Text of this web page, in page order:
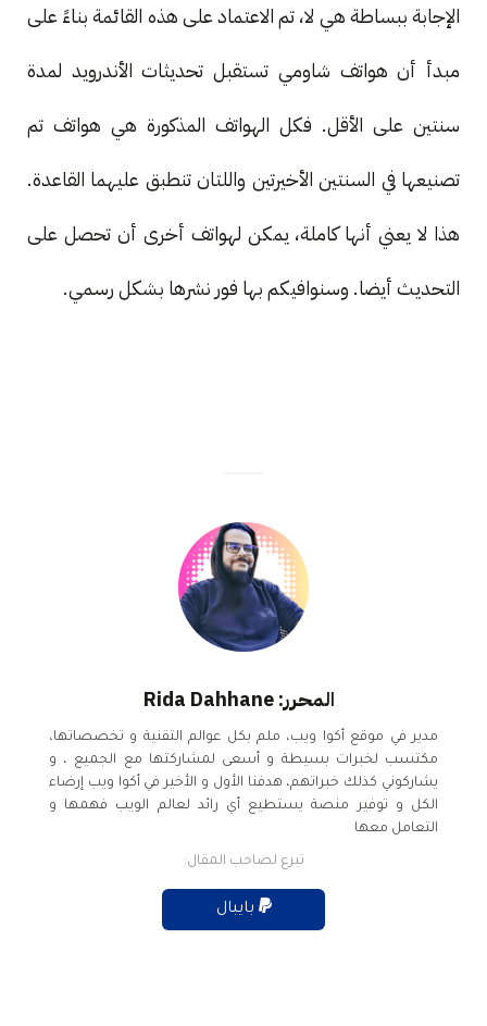
الإجابة ببساطة هي لا، تم الاعتماد على هذه القائمة بناءً على
مبدأ أن هواتف شاومي تستقبل تحديثات الأندرويد لمدة
سنتين على الأقل. فكل الهواتف المذكورة هي هواتف تم
تصنيعها في السنتين الأخيرتين واللتان تنطبق عليهما القاعدة.
هذا لا يعني أنها كاملة، يمكن لهواتف أخرى أن تحصل على
التحديث أيضا. وسنوافيكم بها فور نشرها بشكل رسمي.
المحرر: Rida Dahhane
مدير في موقع أكوا ويب، ملم بكل عوالم التقنية و تخصصاتها،
مكتسب لخبرات بسيطة و أسعى لمشاركتها مع الجميع ، و
يشاركوني كذلك خبراتهم، هدفنا الأول و الأخير في أكوا ويب إرضاء
الكل و توفير منصة يستطيع أي رائد لعالم الويب فهمها و
التعامل معها
تبرع لصاحب المقال: